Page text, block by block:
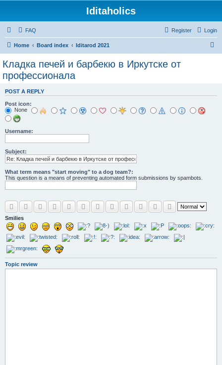
Iditaholics
FAQ Login
Register
Home Board index Iditarod 2021
Кладка печей и барбекю в Иркутске от
профессионала
POST A REPLY
Post icon:
None
Username:
Subject:
What term means "start moving" to a dog team?:
This question is a means of preventing automated form submissions by spambots.
Smilies
Topic review